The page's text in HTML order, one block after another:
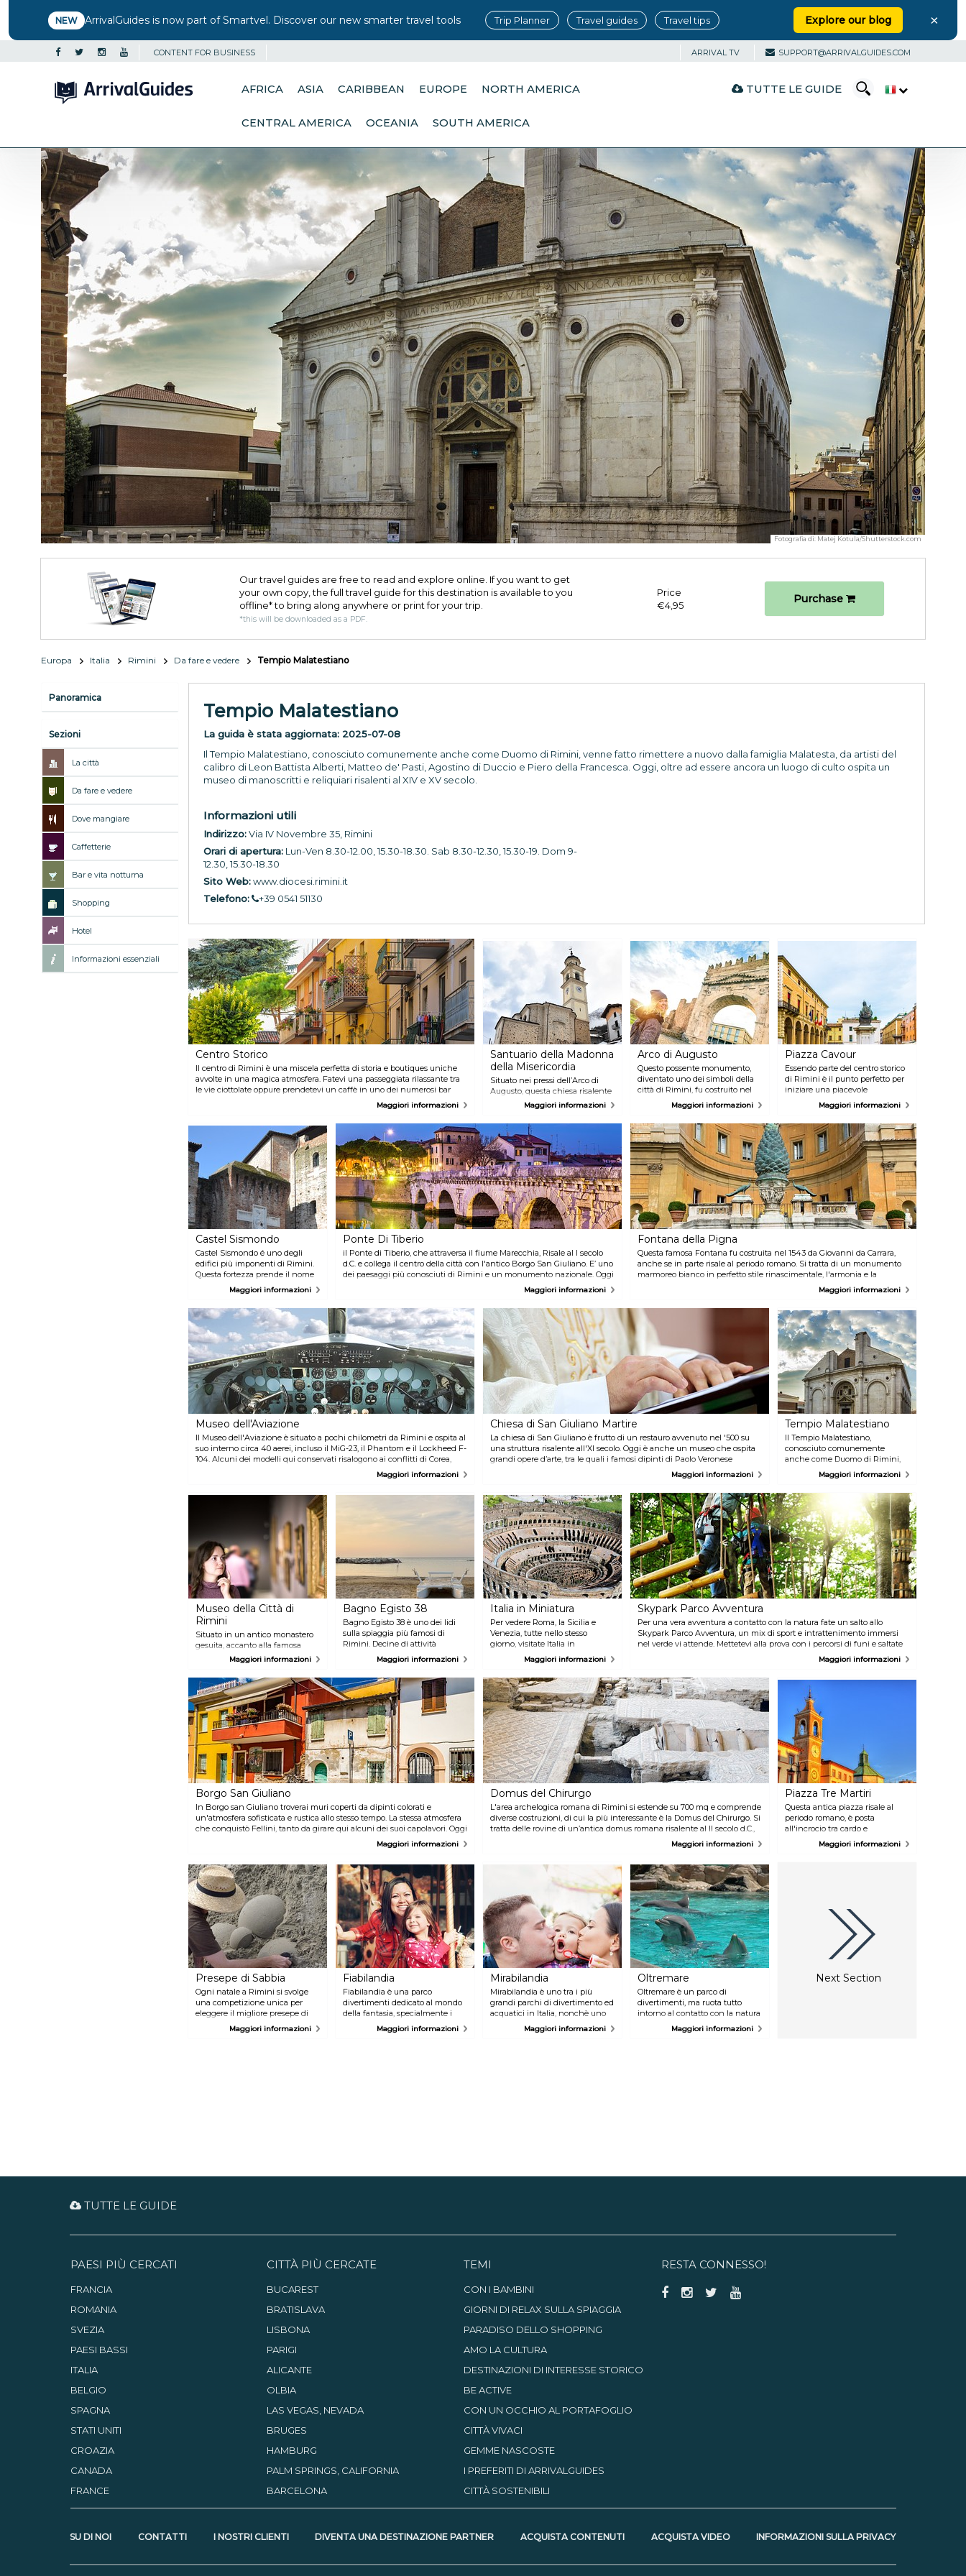
NEW ArrivalGuides is now part of Smartvel. Discover our new smarter travel tools Trip Planner Travel guides Travel tips Explore our blog ×
CONTENT FOR BUSINESS ARRIVAL TV SUPPORT@ARRIVALGUIDES.COM
AFRICA ASIA CARIBBEAN EUROPE NORTH AMERICA
CENTRAL AMERICA OCEANIA SOUTH AMERICA
TUTTE LE GUIDE
Fotografia di: Matej Kotula/Shutterstock.com
Our travel guides are free to read and explore online. If you want to get
your own copy, the full travel guide for this destination is available to you
offline* to bring along anywhere or print for your trip.​
*this will be downloaded as a PDF.
Price
€4,95
Purchase
Europa Italia Rimini Da fare e vedere Tempio Malatestiano
Panoramica
Sezioni
La città
Da fare e vedere
Dove mangiare
Caffetterie
Bar e vita notturna
Shopping
Hotel
Informazioni essenziali
Tempio Malatestiano
La guida è stata aggiornata: 2025-07-08
Il Tempio Malatestiano, conosciuto comunemente anche come Duomo di Rimini, venne fatto rimettere a nuovo dalla famiglia Malatesta, da artisti del
calibro di Leon Battista Alberti, Matteo de' Pasti, Agostino di Duccio e Piero della Francesca. Oggi, oltre ad essere ancora un luogo di culto ospita un
museo di manoscritti e reliquiari risalenti al XIV e XV secolo.
Informazioni utili
Indirizzo:Via IV Novembre 35, Rimini
Orari di apertura: Lun-Ven 8.30-12.00, 15.30-18.30. Sab 8.30-12.30, 15.30-19. Dom 9-
12.30, 15.30-18.30
Sito Web:www.diocesi.rimini.it
Telefono:
+39 0541 51130
Centro Storico
Il centro di Rimini è una miscela perfetta di storia e boutiques uniche
avvolte in una magica atmosfera. Fatevi una passeggiata rilassante tra
le vie ciottolate oppure prendetevi un caffè in uno dei numerosi bar
Maggiori informazioni
Santuario della Madonna
della Misericordia
Situato nei pressi dell’Arco di
Augusto, questa chiesa risalente
al XIV secolo è conosciuta
interno il ritratto della Madonna
della Misericordia, opera
dell’artista Giuseppe Soleri.
Questo dipinto è legato a un
evento miracolo curioso che
scoprirete visitanto il santuario.
Maggiori informazioni
Arco di Augusto
Questo possente monumento,
diventato uno dei simboli della
città di Rimini, fu costruito nel
27 a.C. e si tratta dell'arco
romano più antico del mondo
rimasto intatto fino ai giorni
nostri. Impossibile non vederlo,
con la su a unica arcata di circa
10 metri d’altezza, lo troverete nel
cuore della città accanto al
Santuario della Madonna della
Misericordia.
Maggiori informazioni
Piazza Cavour
Essendo parte del centro storico
di Rimini è il punto perfetto per
iniziare una piacevole
passeggiata tra le antiche strade
della città. Piazza Cavour fu
usata come piazza del mercato
per molti anni, oggi è invece
affollata da visitatori e persone
del luogo che si godono una
pausa tra caffetterie, negozi e la
famosa Fontata della Pigna.
Maggiori informazioni
Castel Sismondo
Castel Sismondo é uno degli
edifici più imponenti di Rimini.
Questa fortezza prende il nome
da chi la commissionò:
Sigismondo Pandolfo Malatesta,
al tempo signore di Rimini. Oggi
dell'intero castello rimane solo il
nucleo centrale - un tempo
circondato da un fossato - che
viene usato per esibizioni ed
eventi culturali di vario tipo.
Maggiori informazioni
Ponte Di Tiberio
il Ponte di Tiberio, che attraversa il fiume Marecchia, Risale al I secolo
d.C. e collega il centro della città con l'antico Borgo San Giuliano. E’ uno
dei paesaggi più conosciuti di Rimini e un monumento nazionale. Oggi
è considerato uno dei migliori esempi di urbanistica romana, grazie ai
suoi cinque archi che aumentano progressivamente verso il centro.
Maggiori informazioni
Fontana della Pigna
Questa famosa Fontana fu costruita nel 1543 da Giovanni da Carrara,
anche se in parte risale al periodo romano. Si tratta di un monumento
marmoreo bianco in perfetto stile rinascimentale, l'armonia e la
bellezza di questa fontana colpì persino Leonardo da Vinci, le cui parole
sono oggi incise su uno dei pannelli del monumento.
Maggiori informazioni
Museo dell'Aviazione
Il Museo dell'Aviazione è situato a pochi chilometri da Rimini e ospita al
suo interno circa 40 aerei, incluso il MiG-23, il Phantom e il Lockheed F-
104. Alcuni dei modelli qui conservati risalogono ai conflitti di Corea,
India-Pakistan, Vietnam, Iran-Iraq, Golfo, Afghanistan e Bosnia.
All'interno troverete anche uniformi militari e testimonianze
Maggiori informazioni
Chiesa di San Giuliano Martire
La chiesa di San Giuliano è frutto di un restauro avvenuto nel '500 su
una struttura risalente all'XI secolo. Oggi è anche un museo che ospita
grandi opere d’arte, tra le quali i famosi dipinti di Paolo Veronese
rapressentanti il martirio di San Giuliano, e di Bittino da Faenza, che
Maggiori informazioni
Tempio Malatestiano
Il Tempio Malatestiano,
conosciuto comunemente
anche come Duomo di Rimini,
venne fatto rimettere a nuovo
dalla famiglia Malatesta, da
artisti del calibro di Leon Battista
Alberti, Matteo de' Pasti,
Agostino di Duccio e Piero della
Francesca. Oggi, oltre ad essere
ancora un luogo di culto ospita
un museo di manoscritti e
reliquiari risalenti al XIV e XV
secolo.
Maggiori informazioni
Museo della Città di
Rimini
Situato in un antico monastero
gesuita, accanto alla famosa
Chiesa del Suffragio, questo
rilevanza storica. Al suo interno
potrete ammirare, tra le altre
cose, il Lapidario Romano, la
sezione archeologica e la
pinacoteca.
Maggiori informazioni
Bagno Egisto 38
Bagno Egisto 38 è uno dei lidi
sulla spiaggia più famosi di
Rimini. Decine di attività
vengono organizzate per
animare le giornate estive come
la ginnastica in acqua, il beach
volley e il ping pong. Lo
stabilimento è nato nel 1994 e
ancora oggi offre molti servizi sia
durante il giorno che durante la
notte.
Maggiori informazioni
Italia in Miniatura
Per vedere Roma, la Sicilia e
Venezia, tutte nello stesso
giorno, visitate Italia in
Miniatura. Nel parco tematico
viene riprodotto l'intero stivale a
dimensioni ridotte, in modo da
ammirarlo in tutto il suo
splendore. Sentitevi dei giganti
tra i monumenti e le bellezze del
nostro paese!
Maggiori informazioni
Skypark Parco Avventura
Per una vera avventura a contatto con la natura fate un salto allo
Skypark Parco Avventura, un mix di sport e intrattenimento immersi
nel verde vi attende. Mettetevi alla prova con i percorsi di funi e saltate
Maggiori informazioni
Borgo San Giuliano
In Borgo san Giuliano troverai muri coperti da dipinti colorati e
un'atmosfera sofisticata e rustica allo stesso tempo. La stessa atmosfera
che conquistò Fellini, tanto da girare qui alcuni dei suoi capolavori. Oggi
il Borgo è un museo en plein air dai colori vivaci!Maggiori informazioni
Domus del Chirurgo
L'area archelogica romana di Rimini si estende su 700 mq e comprende
diverse costruzioni, di cui la più interessante è la Domus del Chirurgo. Si
tratta delle rovine di un’antica domus romana risalente al II secolo d.C.,
al suo interno è stata rinvenuta una delle collezioni più complete al
Maggiori informazioni
Piazza Tre Martiri
Questa antica piazza risale al
periodo romano, è posta
all'incrocio tra cardo e
decumano. Si chiamò per secoli
Piazza delle Erbe, ma venne
esattamente nel punto
contrassegnato dalla lastra di
Maggiori informazioni
Presepe di Sabbia
Ogni natale a Rimini si svolge
una competizione unica per
eleggere il migliore presepe di
sabbia. Si tratta di strutture
precisissime, bellissime e uniche
Maggiori informazioni
Fiabilandia
Fiabilandia è una parco
divertimenti dedicato al mondo
della fantasia, specialmente i
giovani e i più piccoli posso
godersi le numerose attrazioni e
Maggiori informazioni
Mirabilandia
Mirabilandia è uno tra i più
grandi parchi di divertimento ed
acquatici in Italia, nonchè uno
dei più famosi. All'interno
potrete vivere emozioni
Maggiori informazioni
Oltremare
Oltremare è un parco di
divertimenti, ma ruota tutto
intorno al contatto con la natura
e con gli animali. All'interno
puoi scoprire la vita dei delfini e
Maggiori informazioni
Next Section
TUTTE LE GUIDE
PAESI PIÙ CERCATI
FRANCIA
ROMANIA
SVEZIA
PAESI BASSI
ITALIA
BELGIO
SPAGNA
STATI UNITI
CROAZIA
CANADA
FRANCE
CITTÀ PIÙ CERCATE
BUCAREST
BRATISLAVA
LISBONA
PARIGI
ALICANTE
OLBIA
LAS VEGAS, NEVADA
BRUGES
HAMBURG
PALM SPRINGS, CALIFORNIA
BARCELONA
TEMI
CON I BAMBINI
GIORNI DI RELAX SULLA SPIAGGIA
PARADISO DELLO SHOPPING
AMO LA CULTURA
DESTINAZIONI DI INTERESSE STORICO
BE ACTIVE
CON UN OCCHIO AL PORTAFOGLIO
CITTÀ VIVACI
GEMME NASCOSTE
I PREFERITI DI ARRIVALGUIDES
CITTÀ SOSTENIBILI
RESTA CONNESSO!
SU DI NOI CONTATTI I NOSTRI CLIENTI DIVENTA UNA DESTINAZIONE PARTNER ACQUISTA CONTENUTI ACQUISTA VIDEO INFORMAZIONI SULLA PRIVACY